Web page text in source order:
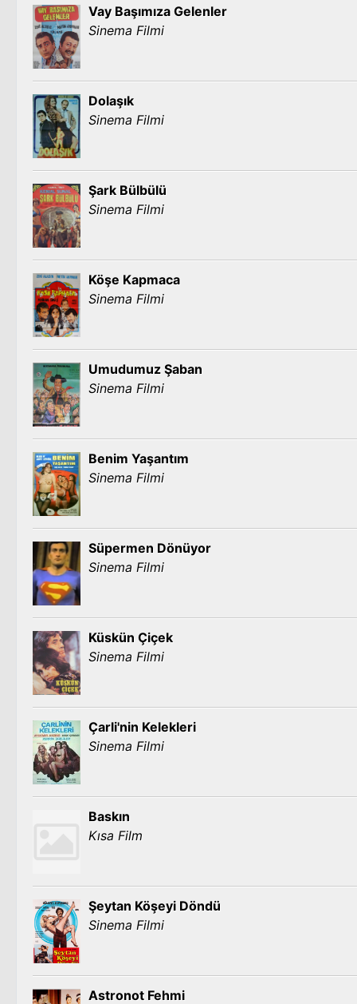
Vay Başımıza Gelenler
Sinema Filmi
Dolaşık
Sinema Filmi
Şark Bülbülü
Sinema Filmi
Köşe Kapmaca
Sinema Filmi
Umudumuz Şaban
Sinema Filmi
Benim Yaşantım
Sinema Filmi
Süpermen Dönüyor
Sinema Filmi
Küskün Çiçek
Sinema Filmi
Çarli'nin Kelekleri
Sinema Filmi
Baskın
Kısa Film
Şeytan Köşeyi Döndü
Sinema Filmi
Astronot Fehmi